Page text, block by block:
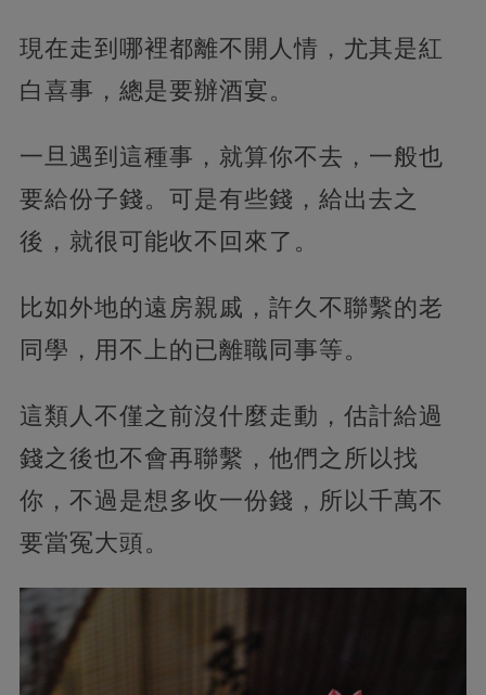
現在走到哪裡都離不開人情，尤其是紅
白喜事，總是要辦酒宴。
一旦遇到這種事，就算你不去，一般也
要給份子錢。可是有些錢，給出去之
後，就很可能收不回來了。
比如外地的遠房親戚，許久不聯繫的老
同學，用不上的已離職同事等。
這類人不僅之前沒什麼走動，估計給過
錢之後也不會再聯繫，他們之所以找
你，不過是想多收一份錢，所以千萬不
要當冤大頭。